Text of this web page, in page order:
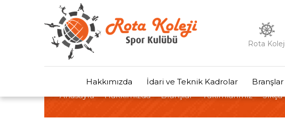
Rota Koleji
Hakkımızda İdari ve Teknik Kadrolar Branşlar
Anasayfa
Hakkımızda Branşlar Takımlarımız